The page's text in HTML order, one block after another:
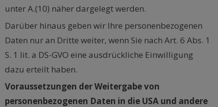
unter A.(10) näher dargelegt werden.
Darüber hinaus geben wir Ihre personenbezogenen
Daten nur an Dritte weiter, wenn Sie nach Art. 6 Abs. 1
S. 1 lit. a DS-GVO eine ausdrückliche Einwilligung
dazu erteilt haben.
Voraussetzungen der Weitergabe von
personenbezogenen Daten in die USA und andere